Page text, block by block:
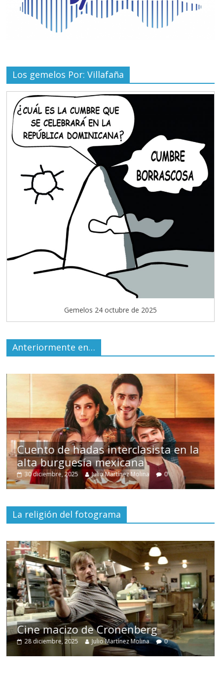
Los gemelos Por: Villafaña
Gemelos 24 octubre de 2025
Anteriormente en…
Cuento de hadas interclasista en la
alta burguesía mexicana
30 diciembre, 2025 Julio Martínez Molina 0
La religión del fotograma
Cine macizo de Cronenberg
28 diciembre, 2025 Julio Martínez Molina 0